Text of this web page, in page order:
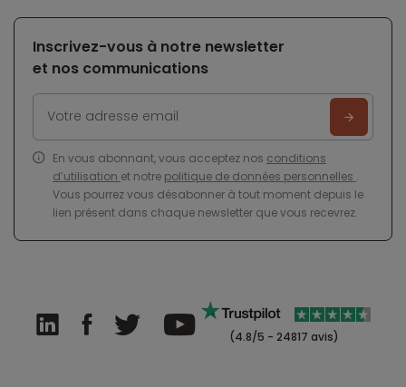
Inscrivez-vous à notre newsletter
et nos communications
En vous abonnant, vous acceptez nos conditions
d’utilisation et notre politique de données personnelles .
Vous pourrez vous désabonner à tout moment depuis le
lien présent dans chaque newsletter que vous recevrez.
(4.8/5 - 24817 avis)